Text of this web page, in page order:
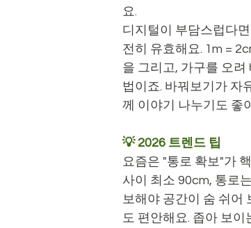
요.
디지털이 부담스럽다
전히 유효해요. 1m =
을 그리고, 가구를 오려
법이죠. 바꿔보기가 자
께 이야기 나누기도 좋
💡 2026 트렌드 팁
요즘은 "통로 확보"가
사이 최소 90cm, 통로
보해야 공간이 숨 쉬어
도 편안해요. 좁아 보이